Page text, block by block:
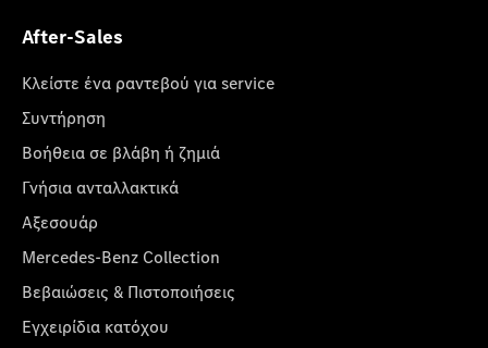
After-Sales
Κλείστε ένα ραντεβού για service
Συντήρηση
Βοήθεια σε βλάβη ή ζημιά
Γνήσια ανταλλακτικά
Αξεσουάρ
Mercedes-Benz Collection
Βεβαιώσεις & Πιστοποιήσεις
Εγχειρίδια κατόχου